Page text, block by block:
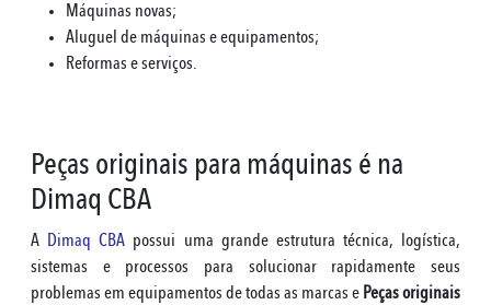
Máquinas novas;
Aluguel de máquinas e equipamentos;
Reformas e serviços.
Peças originais para máquinas é na
Dimaq CBA
A Dimaq CBA possui uma grande estrutura técnica, logística,
sistemas e processos para solucionar rapidamente seus
problemas em equipamentos de todas as marcas e Peças originais